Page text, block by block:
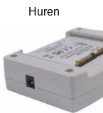
Huren